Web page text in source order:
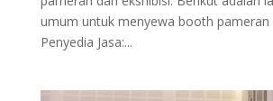
umum untuk menyewa booth pameran
Penyedia Jasa:...